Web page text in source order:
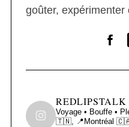
goûter, expérimenter
REDLIPSTALK
Voyage • Bouffe •
🇹🇳, 📍Montréal